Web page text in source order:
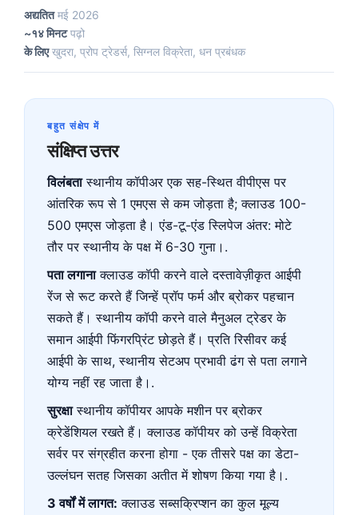
अद्यतितमई 2026
~१४ मिनटपढ़ो
के लिएखुदरा, प्रोप ट्रेडर्स, सिग्नल विक्रेता, धन प्रबंधक
बहुत संक्षेप में
संक्षिप्त उत्तर
विलंबतास्थानीय कॉपीअर एक सह-स्थित वीपीएस पर
आंतरिक रूप से 1 एमएस से कम जोड़ता है; क्लाउड 100-
500 एमएस जोड़ता है। एंड-टू-एंड स्लिपेज अंतर: मोटे
तौर पर स्थानीय के पक्ष में 6-30 गुना।.
पता लगानाक्लाउड कॉपी करने वाले दस्तावेज़ीकृत आईपी
रेंज से रूट करते हैं जिन्हें प्रॉप फर्म और ब्रोकर पहचान
सकते हैं। स्थानीय कॉपी करने वाले मैनुअल ट्रेडर के
समान आईपी फिंगरप्रिंट छोड़ते हैं। प्रति रिसीवर कई
आईपी के साथ, स्थानीय सेटअप प्रभावी ढंग से पता लगाने
योग्य नहीं रह जाता है।.
सुरक्षास्थानीय कॉपीयर आपके मशीन पर ब्रोकर
क्रेडेंशियल रखते हैं। क्लाउड कॉपीयर को उन्हें विक्रेता
सर्वर पर संग्रहीत करना होगा - एक तीसरे पक्ष का डेटा-
उल्लंघन सतह जिसका अतीत में शोषण किया गया है।.
3 वर्षों में लागत: क्लाउड सब्सक्रिप्शन का कुल मूल्य